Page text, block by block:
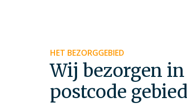
HET BEZORGGEBIED
Wij bezorgen
postcode